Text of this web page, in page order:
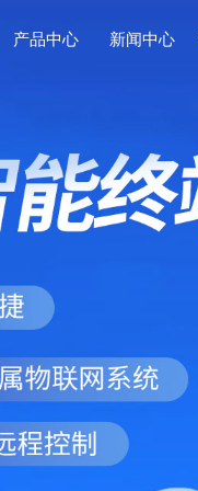
产品中心 新闻中心